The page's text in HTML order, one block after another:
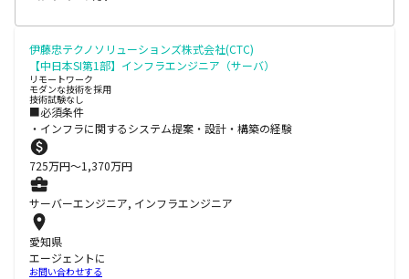
伊藤忠テクノソリューションズ株式会社(CTC)
【中日本SI第1部】インフラエンジニア（サーバ）
リモートワーク
モダンな技術を採用
技術試験なし
■必須条件
・インフラに関するシステム提案・設計・構築の経験
725万円〜1,370万円
サーバーエンジニア, インフラエンジニア
愛知県
エージェントに
お問い合わせする